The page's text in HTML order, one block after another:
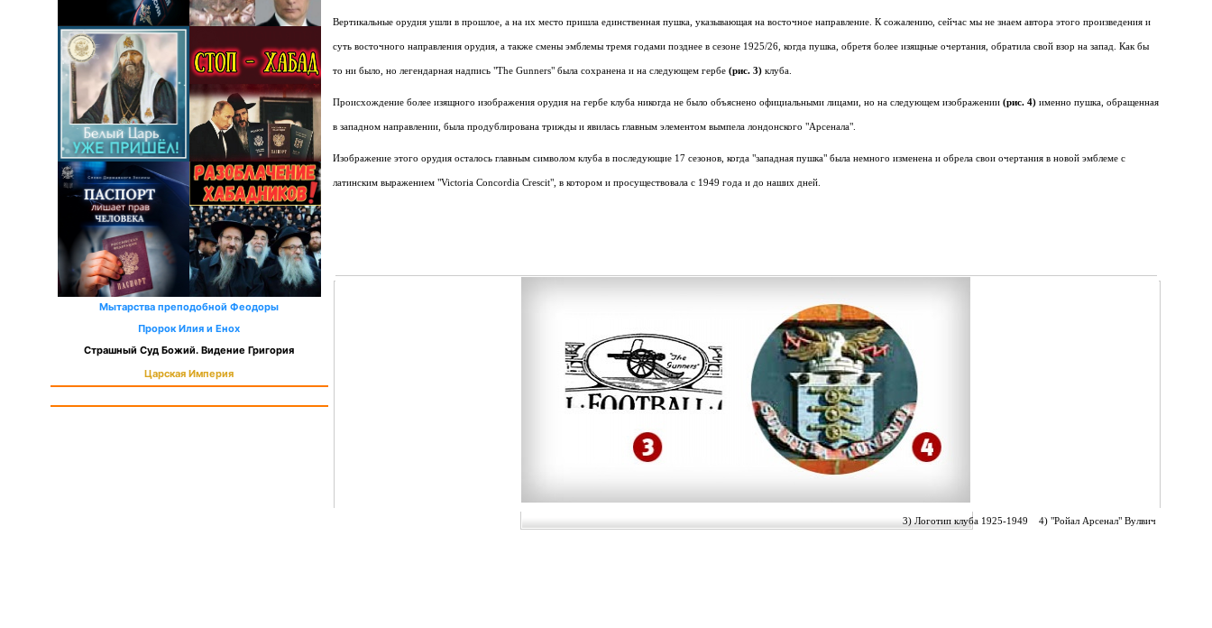
Мытарства преподобной Феодоры
Пророк Илия и Енох
Страшный Суд Божий. Видение Григория
Царская Империя
Вертикальные орудия ушли в прошлое, а на их место пришла единственная пушка, указывающая на восточное направление. К сожалению, сейчас мы не знаем автора этого произведения и
суть восточного направления орудия, а также смены эмблемы тремя годами позднее в сезоне 1925/26, когда пушка, обретя более изящные очертания, обратила свой взор на запад. Как бы
то ни было, но легендарная надпись "The Gunners" была сохранена и на следующем гербе (рис. 3)клуба.
Происхождение более изящного изображения орудия на гербе клуба никогда не было объяснено официальными лицами, но на следующем изображении (рис. 4)именно пушка, обращенная
в западном направлении, была продублирована трижды и явилась главным элементом вымпела лондонского "Арсенала".
Изображение этого орудия осталось главным символом клуба в последующие 17 сезонов, когда "западная пушка" была немного изменена и обрела свои очертания в новой эмблеме с
латинским выражением "Victoria Concordia Crescit", в котором и просуществовала с 1949 года и до наших дней.
3) Логотип клуба 1925-1949 4) "Ройал Арсенал" Вулвич